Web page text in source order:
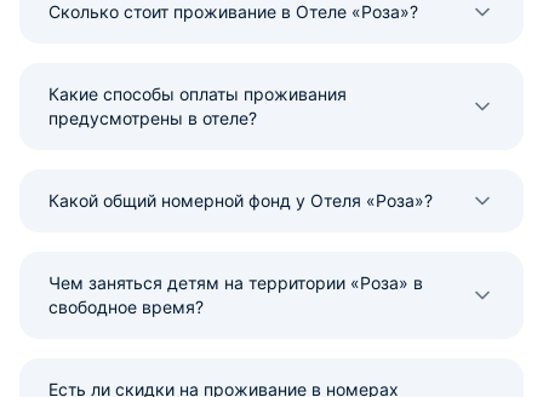
Сколько стоит проживание в Отеле «Роза»?
Какие способы оплаты проживания
предусмотрены в отеле?
Какой общий номерной фонд у Отеля «Роза»?
Чем заняться детям на территории «Роза» в
свободное время?
Есть ли скидки на проживание в номерах